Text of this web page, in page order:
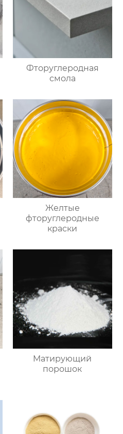
Фторуглеродная
смола
Желтые
фторуглеродные
краски
Mатирующий
порошок